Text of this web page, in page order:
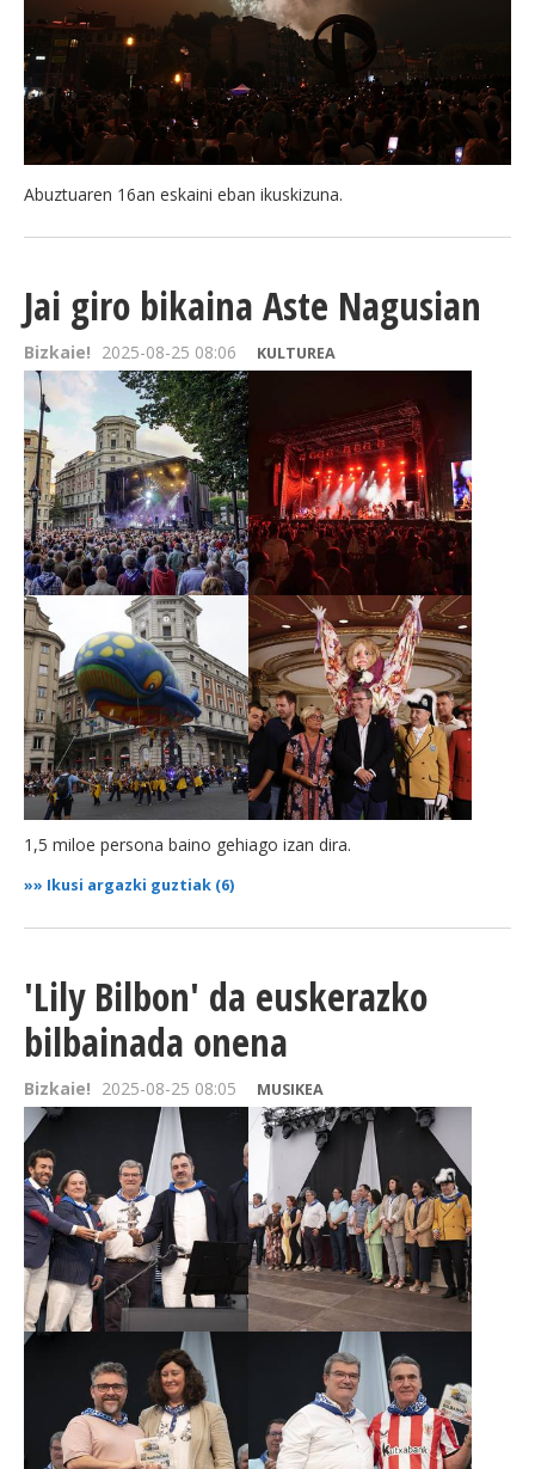
BEREZIAK
ARGAZKIAK
Abuztuaren 16an eskaini eban ikuskizuna.
Jai giro bikaina Aste Nagusian
Bizkaie! 2025-08-25 08:06 KULTUREA
1,5 miloe persona baino gehiago izan dira.
»» Ikusi argazki guztiak (6)
'Lily Bilbon' da euskerazko
bilbainada onena
Bizkaie! 2025-08-25 08:05 MUSIKEA